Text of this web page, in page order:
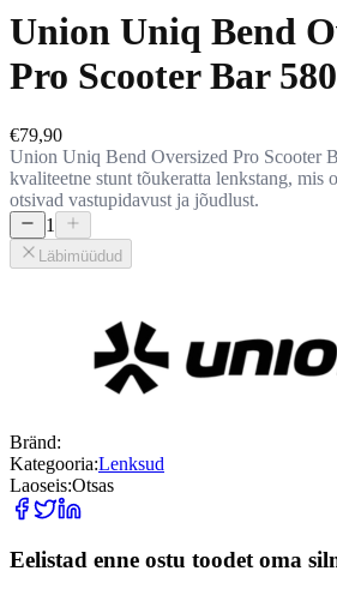
Union Uniq Bend
Pro Scooter Bar
€79,90
Union Uniq Bend Oversized Pro Scooter
kvaliteetne stunt tõukeratta lenkstang, mis
otsivad vastupidavust ja jõudlust.
1
Läbimüüdud
Bränd:
Kategooria:Lenksud
Laoseis:Otsas
Eelistad enne ostu toodet oma